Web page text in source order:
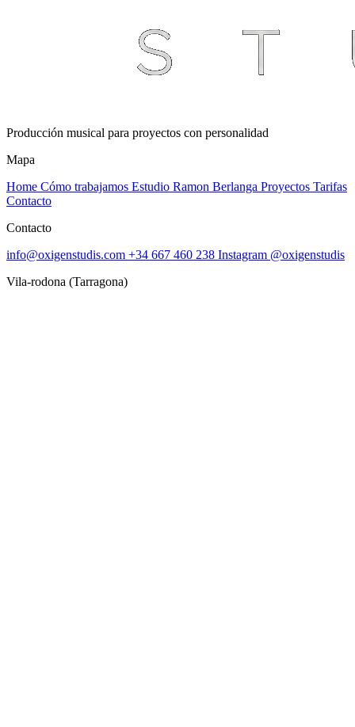
Producción musical para proyectos con personalidad
Mapa
Home Cómo trabajamos Estudio Ramon Berlanga Proyectos Tarifas
Contacto
Contacto
info@oxigenstudis.com +34 667 460 238 Instagram @oxigenstudis
Vila-rodona (Tarragona)